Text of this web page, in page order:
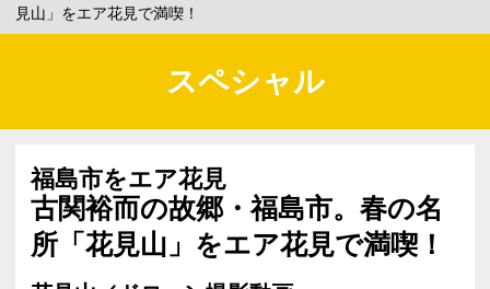
見山」をエア花見で満喫！
スペシャル
福島市をエア花見
古関裕而の故郷・福島市。春の名
所「花見山」をエア花見で満喫！